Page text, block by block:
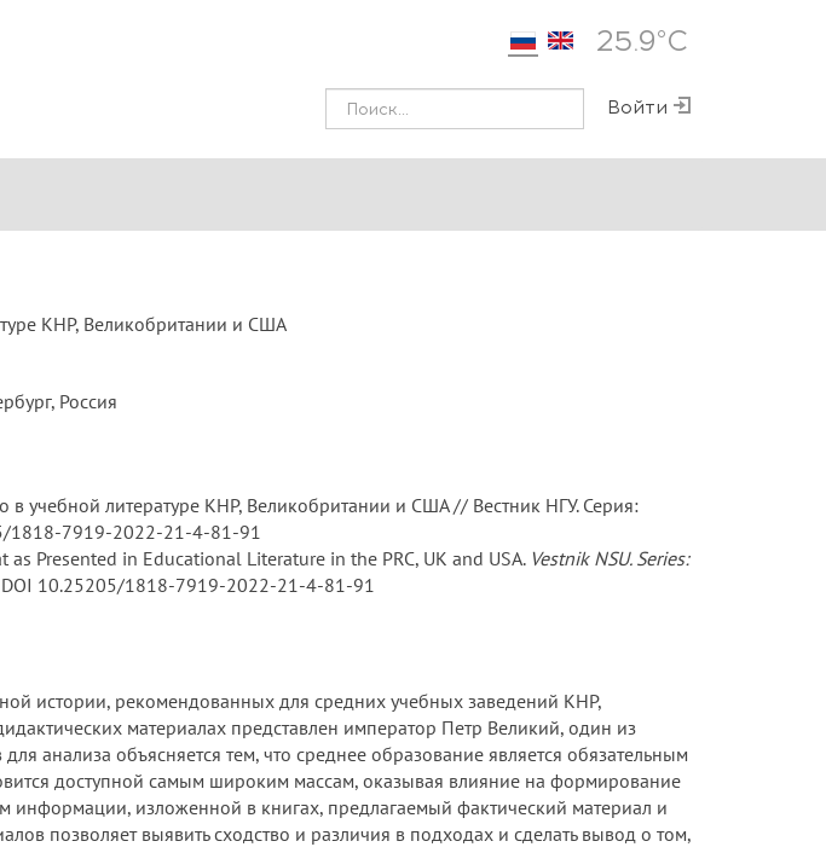
25.9°С
Войти
КНР, Великобритании и США
Россия
в учебной литературе КНР, Великобритании и США // Вестник НГУ. Серия:
1818-7919-2022-21-4-81-91
as Presented in Educational Literature in the PRC, UK and USA. Vestnik NSU. Series:
DOI 10.25205/1818-7919-2022-21-4-81-91
истории, рекомендованных для средних учебных заведений КНР,
материалах представлен император Петр Великий, один из
анализа объясняется тем, что среднее образование является обязательным
доступной самым широким массам, оказывая влияние на формирование
информации, изложенной в книгах, предлагаемый фактический материал и
позволяет выявить сходство и различия в подходах и сделать вывод о том,